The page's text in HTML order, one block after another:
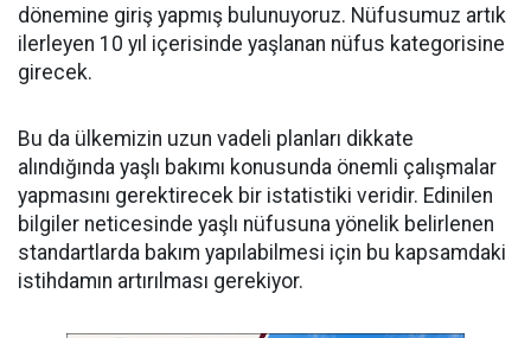
dönemine giriş yapmış bulunuyoruz. Nüfusumuz artık
ilerleyen 10 yıl içerisinde yaşlanan nüfus kategorisine
girecek.
Bu da ülkemizin uzun vadeli planları dikkate
alındığında yaşlı bakımı konusunda önemli çalışmalar
yapmasını gerektirecek bir istatistiki veridir. Edinilen
bilgiler neticesinde yaşlı nüfusuna yönelik belirlenen
standartlarda bakım yapılabilmesi için bu kapsamdaki
istihdamın artırılması gerekiyor.